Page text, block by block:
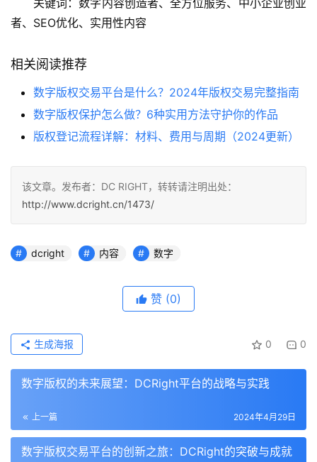
关键词：数字内容创造者、全方位服务、中小企业创业
者、SEO优化、实用性内容
相关阅读推荐
数字版权交易平台是什么？2024年版权交易完整指南
数字版权保护怎么做？6种实用方法守护你的作品
版权登记流程详解：材料、费用与周期（2024更新）
该文章。发布者：DC RIGHT，转转请注明出处：
http://www.dcright.cn/1473/
dcright 内容 数字
赞 (0)
0 0
生成海报
数字版权的未来展望：DCRight平台的战略与实践
上一篇 2024年4月29日
数字版权交易平台的创新之旅：DCRight的突破与成就